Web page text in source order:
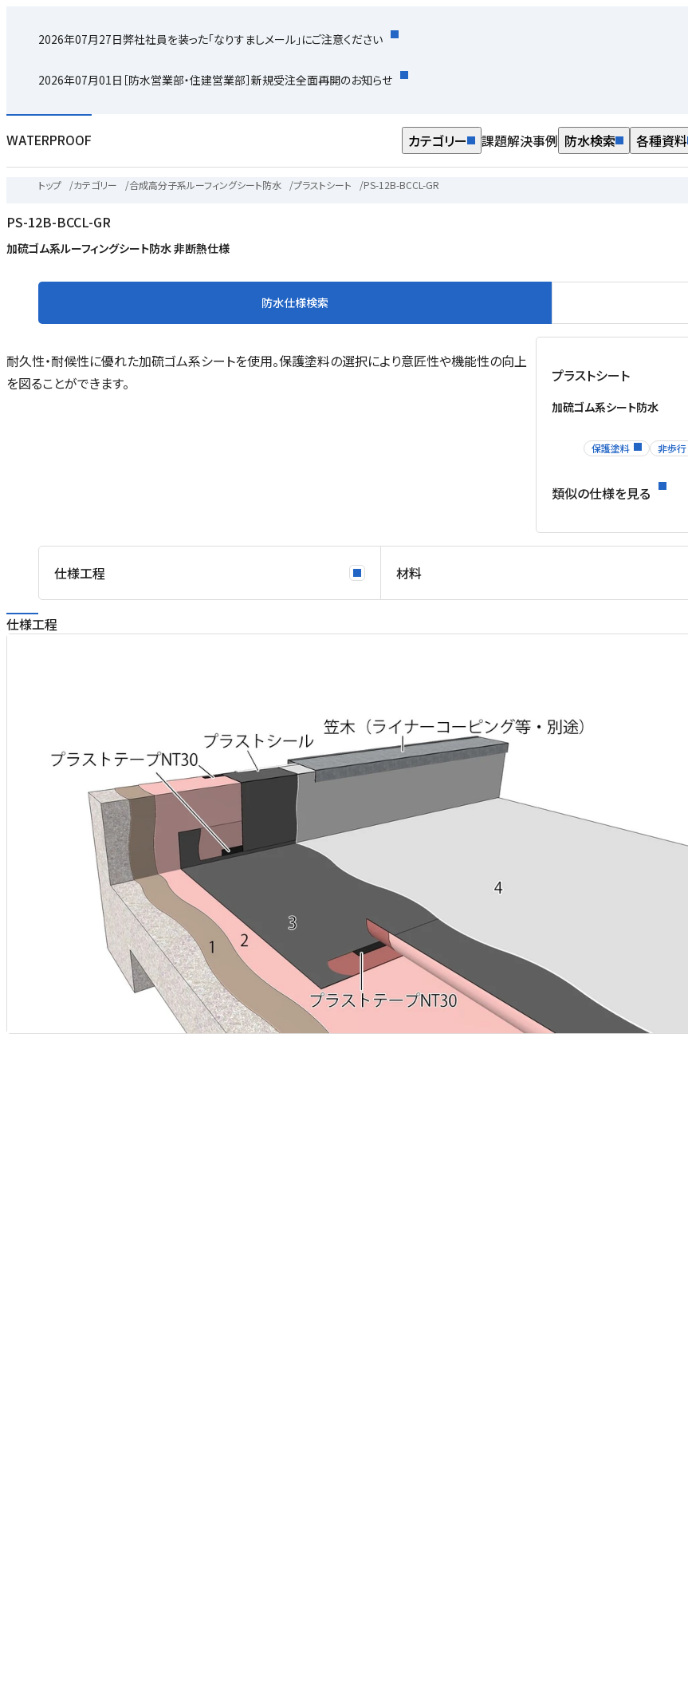
2026年07月27日弊社社員を装った「なりすましメール」にご注意ください
2026年07月01日 ［防水営業部・住建営業部］新規受注全面再開のお知らせ
WATERPROOF カテゴリー 課題解決事例 防水検索 各種資料
トップ /カテゴリー /合成高分子系ルーフィングシート防水 /プラストシート /PS-12B-BCCL-GR
PS-12B-BCCL-GR
加硫ゴム系ルーフィングシート防水 非断熱仕様
防水仕様検索
耐久性・耐候性に優れた加硫ゴム系シートを使用。保護塗料の選択により意匠性や機能性の向上
を図ることができます。
プラストシート
加硫ゴム系シート防水
保護塗料 非歩行
類似の仕様を見る
仕様工程 材料
仕様工程